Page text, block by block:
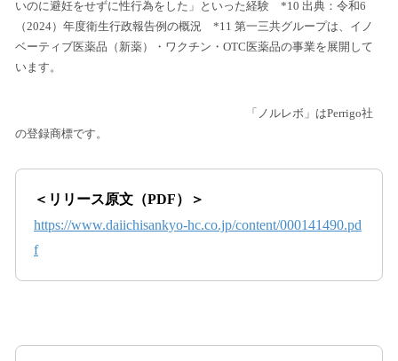
いのに避妊をせずに性行為をした」といった経験 *10 出典：令和6
（2024）年度衛生行政報告例の概況 *11 第一三共グループは、イノ
ベーティブ医薬品（新薬）・ワクチン・OTC医薬品の事業を展開して
います。
「ノルレボ」はPerrigo社
の登録商標です。
＜リリース原文（PDF）＞
https://www.daiichisankyo-hc.co.jp/content/000141490.pd
f